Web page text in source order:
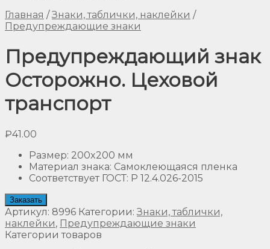
Главная / Знаки, таблички, наклейки /
Предупреждающие знаки
Предупреждающий знак
Осторожно. Цеховой
транспорт
₽41.00
Размер: 200x200 мм
Материал знака: Самоклеющаяся пленка
Соответствует ГОСТ: Р 12.4.026-2015
Заказать
Артикул: 8996 Категории:Знаки, таблички,
наклейки, Предупреждающие знаки
Категории товаров